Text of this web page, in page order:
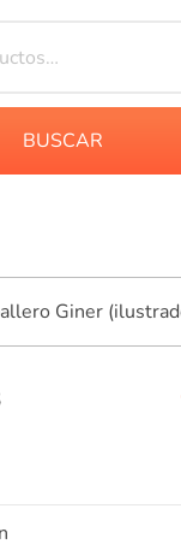
BUSCAR